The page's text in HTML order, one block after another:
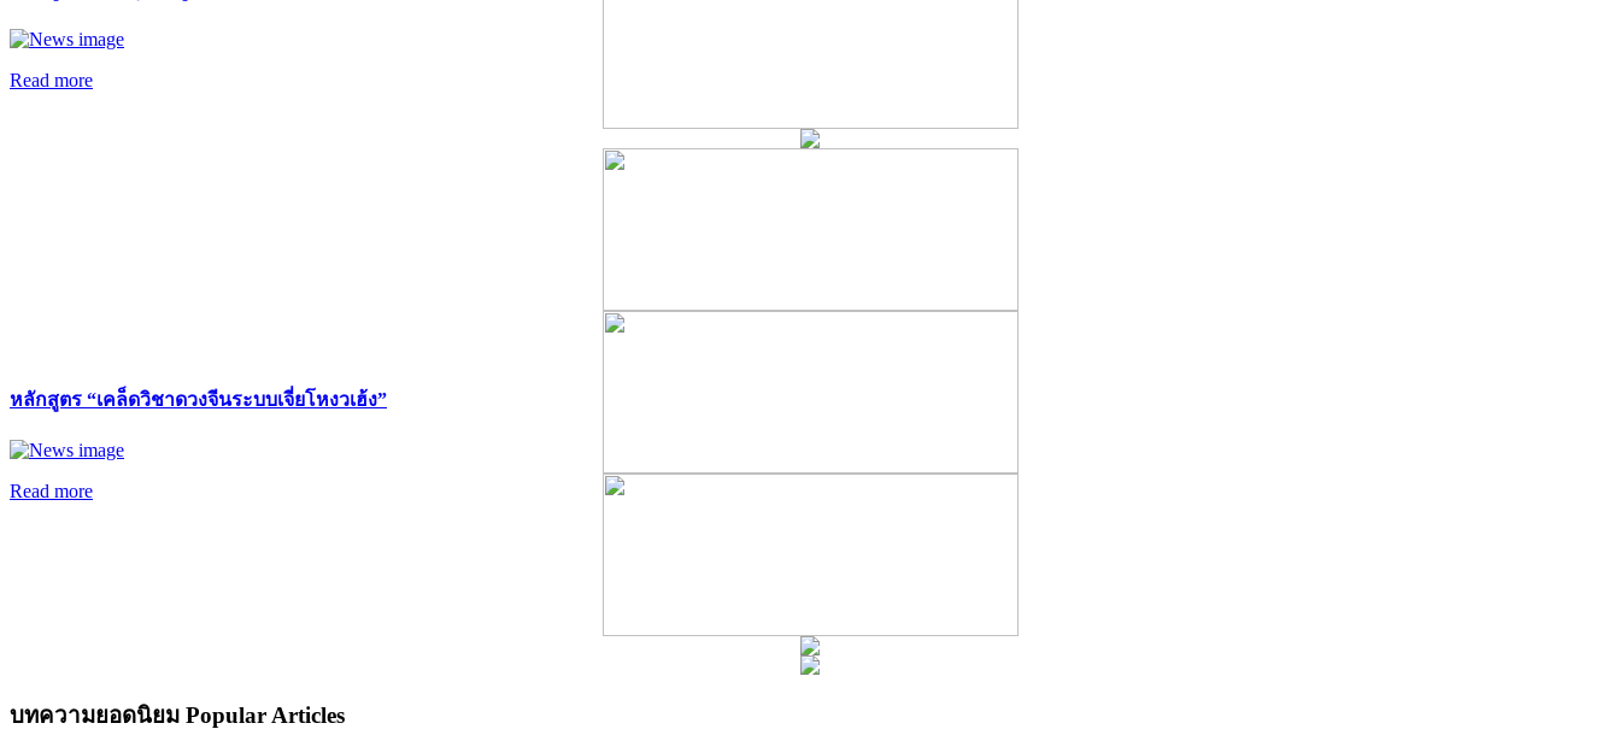
Read more
หลักสูตร “เคล็ดวิชาดวงจีนระบบเจี่ยโหงวเฮ้ง”
Read more
บทความยอดนิยม Popular Articles